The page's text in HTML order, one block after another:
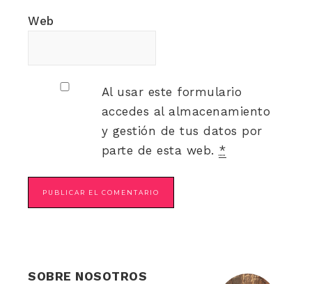
Web
Al usar este formulario
accedes al almacenamiento
y gestión de tus datos por
parte de esta web. *
SOBRE NOSOTROS